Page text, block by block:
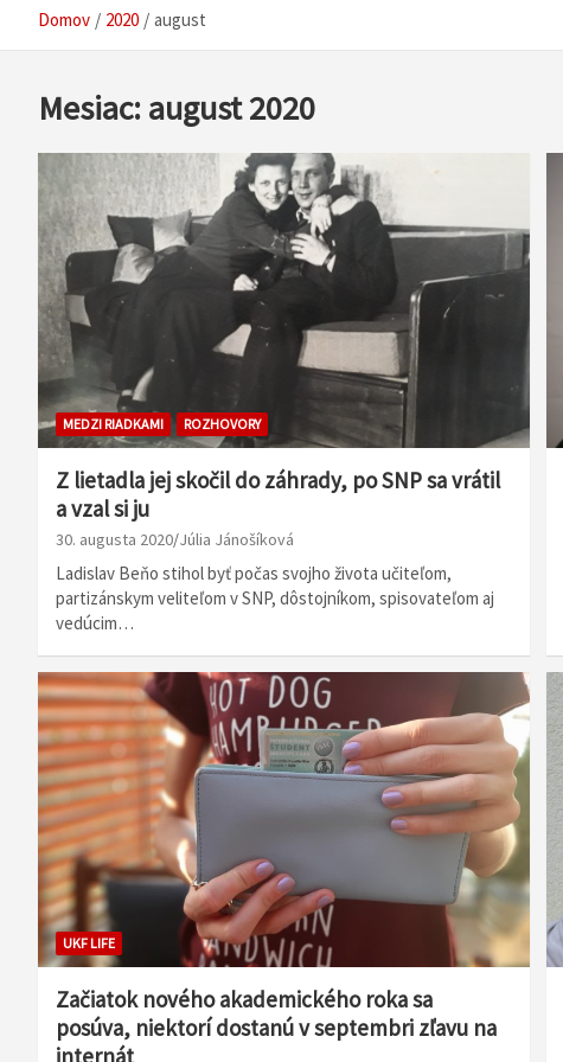
Domov 2020 august
Mesiac: august 2020
MEDZI RIADKAMI ROZHOVORY
Z lietadla jej skočil do záhrady, po SNP sa vrátil
a vzal si ju
30. augusta 2020 Júlia Jánošíková
Ladislav Beňo stihol byť počas svojho života učiteľom,
partizánskym veliteľom v SNP, dôstojníkom, spisovateľom aj
vedúcim…
UKF LIFE
Začiatok nového akademického roka sa
posúva, niektorí dostanú v septembri zľavu na
internát